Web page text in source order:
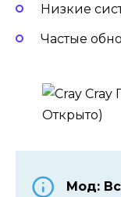
Низкие
Частые
Мод: